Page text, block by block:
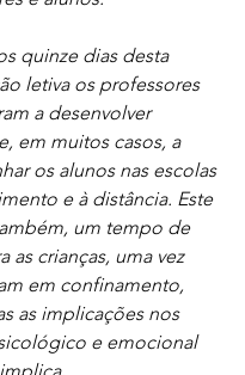
quinze dias desta
letiva os professores
a desenvolver
em muitos casos, a
os alunos nas escolas
e à distância. Este
um tempo de
as crianças, uma vez
em confinamento,
as implicações nos
e emocional